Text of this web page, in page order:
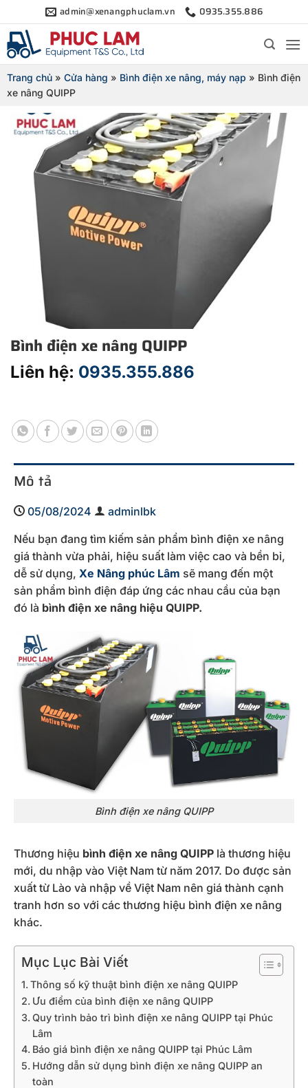
qua
nội
dung
admin@xenangphuclam.vn 0935.355.886
Trang chủ » Cửa hàng » Bình điện xe nâng, máy nạp » Bình điện
xe nâng QUIPP
Bình điện xe nâng QUIPP
Liên hệ: 0935.355.886
Mô tả
05/08/2024
adminlbk
Nếu bạn đang tìm kiếm sản phẩm bình điện xe nâng
giá thành vừa phải, hiệu suất làm việc cao và bền bỉ,
dễ sử dụng, Xe Nâng phúc Lâm sẽ mang đến một
sản phẩm bình điện đáp ứng các nhau cầu của bạn
đó là bình điện xe nâng hiệu QUIPP.
Bình điện xe nâng QUIPP
Thương hiệu bình điện xe nâng QUIPP là thương hiệu
mới, du nhập vào Việt Nam từ năm 2017. Do được sản
xuất từ Lào và nhập về Việt Nam nên giá thành cạnh
tranh hơn so với các thương hiệu bình điện xe nâng
khác.
Mục Lục Bài Viết
Thông số kỹ thuật bình điện xe nâng QUIPP
Ưu điểm của bình điện xe nâng QUIPP
Quy trình bảo trì bình điện xe nâng QUIPP tại Phúc
Lâm
Báo giá bình điện xe nâng QUIPP tại Phúc Lâm
Hướng dẫn sử dụng bình điện xe nâng QUIPP an
toàn